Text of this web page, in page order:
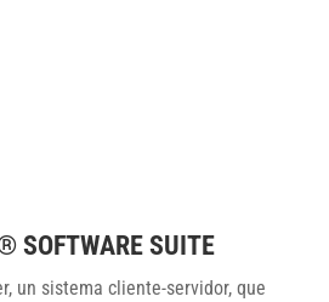
SOFTWARE SUITE
un sistema cliente-servidor, que